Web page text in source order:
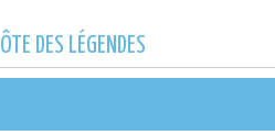
DES LÉGENDES